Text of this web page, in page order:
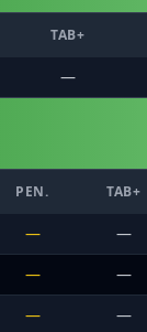
TAB+
—
PEN. TAB+
— —
— —
— —